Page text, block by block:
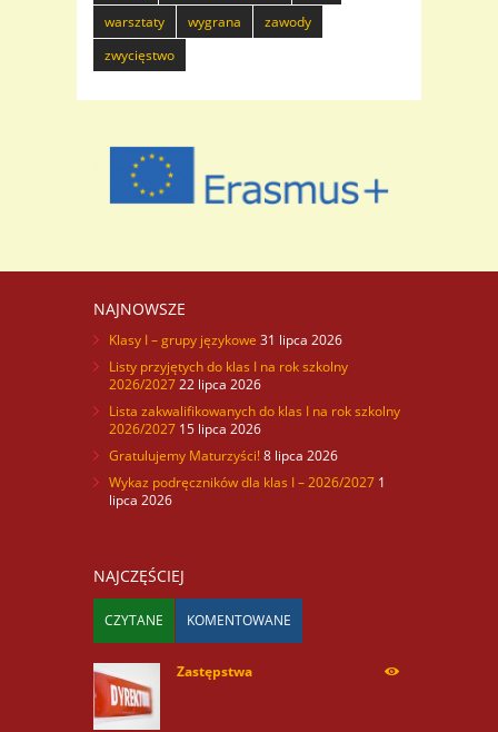
warsztaty
wygrana
zawody
zwycięstwo
NAJNOWSZE
Klasy I – grupy językowe 31 lipca 2026
Listy przyjętych do klas I na rok szkolny
2026/202722 lipca 2026
Lista zakwalifikowanych do klas I na rok szkolny
2026/2027 15 lipca 2026
Gratulujemy Maturzyści!8 lipca 2026
Wykaz podręczników dla klas I – 2026/2027 1
lipca 2026
NAJCZĘŚCIEJ
CZYTANE KOMENTOWANE
Zastępstwa